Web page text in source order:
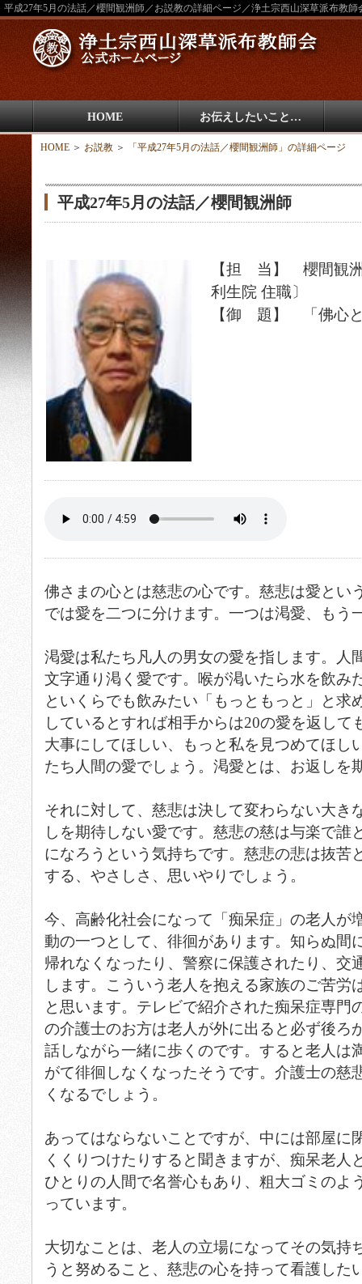
平成27年5月の法話／櫻間観洲師／お説教の詳細ページ／浄土宗西山深草派布教師
HOME お伝えしたいこと…
HOME ＞ お説教 ＞ 「平成27年5月の法話／櫻間観洲師」の詳細ページ
平成27年5月の法話／櫻間観洲師
【担 当】 櫻間観
利生院 住職〕
【御 題】 「佛心
佛さまの心とは慈悲の心です。慈悲は愛とい
では愛を二つに分けます。一つは渇愛、もう
渇愛は私たち凡人の男女の愛を指します。人
文字通り渇く愛です。喉が渇いたら水を飲み
といくらでも飲みたい「もっともっと」と求
しているとすれば相手からは20の愛を返して
大事にしてほしい、もっと私を見つめてほし
たち人間の愛でしょう。渇愛とは、お返しを
それに対して、慈悲は決して変わらない大き
しを期待しない愛です。慈悲の慈は与楽で誰
になろうという気持ちです。慈悲の悲は抜苦
する、やさしさ、思いやりでしょう。
今、高齢化社会になって「痴呆症」の老人が
動の一つとして、徘徊があります。知らぬ間
帰れなくなったり、警察に保護されたり、交
します。こういう老人を抱える家族のご苦労
と思います。テレビで紹介された痴呆症専門
の介護士のお方は老人が外に出ると必ず後ろ
話しながら一緒に歩くのです。すると老人は
がて徘徊しなくなったそうです。介護士の慈
くなるでしょう。
あってはならないことですが、中には部屋に
くくりつけたりすると聞きますが、痴呆老人
ひとりの人間で名誉心もあり、粗大ゴミのよ
っています。
大切なことは、老人の立場になってその気持
うと努めること、慈悲の心を持って看護した